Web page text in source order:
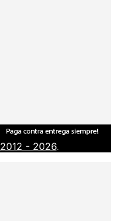
2012 - 2026.